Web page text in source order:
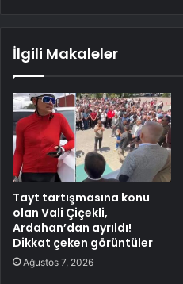
İlgili Makaleler
Tayt tartışmasına konu
olan Vali Çiçekli,
Ardahan’dan ayrıldı!
Dikkat çeken görüntüler
Ağustos 7, 2026